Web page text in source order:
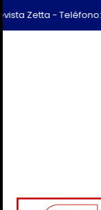
- Teléfono: